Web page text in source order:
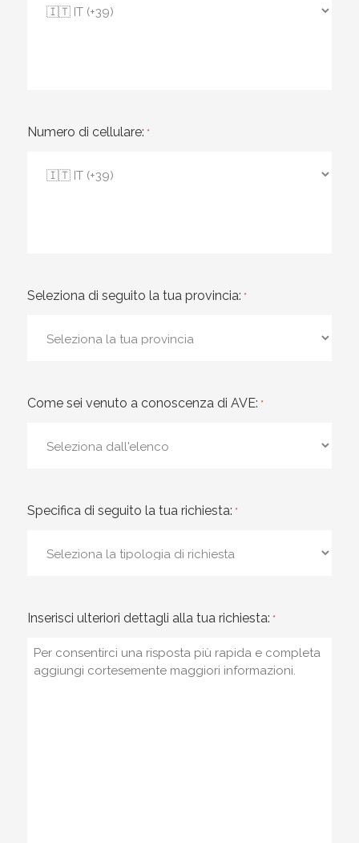
Numero di cellulare: *
Seleziona di seguito la tua provincia: *
Come sei venuto a conoscenza di AVE: *
Specifica di seguito la tua richiesta: *
Inserisci ulteriori dettagli alla tua richiesta: *